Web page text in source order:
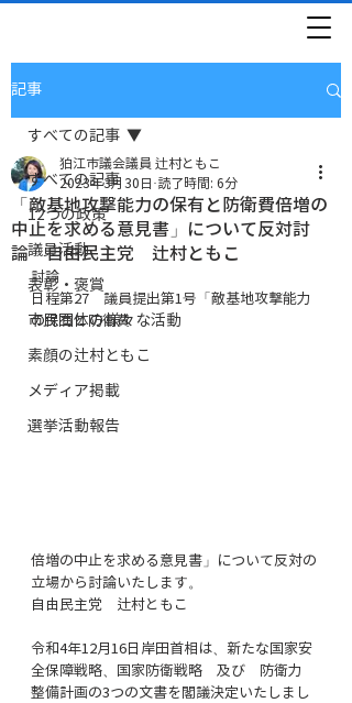
記事
すべての記事
12つの政策
議員活動
表彰・褒賞
市民団体の様々な活動
素顔の辻村ともこ
メディア掲載
選挙活動報告
すべての記事
「敵基地攻撃能力の保有と防衛費倍増の
中止を求める意見書」について反対討
論 自由民主党 辻村ともこ
狛江市議会議員 辻村ともこ
2023年3月30日 読了時間: 6分
討論
日程第27　議員提出第1号「敵基地攻撃能力
の保有と防衛費
倍増の中止を求める意見書」について反対の
立場から討論いたします。
自由民主党　辻村ともこ
令和4年12月16日岸田首相は、新たな国家安
全保障戦略、国家防衛戦略　及び　防衛力
整備計画の3つの文書を閣議決定いたしまし